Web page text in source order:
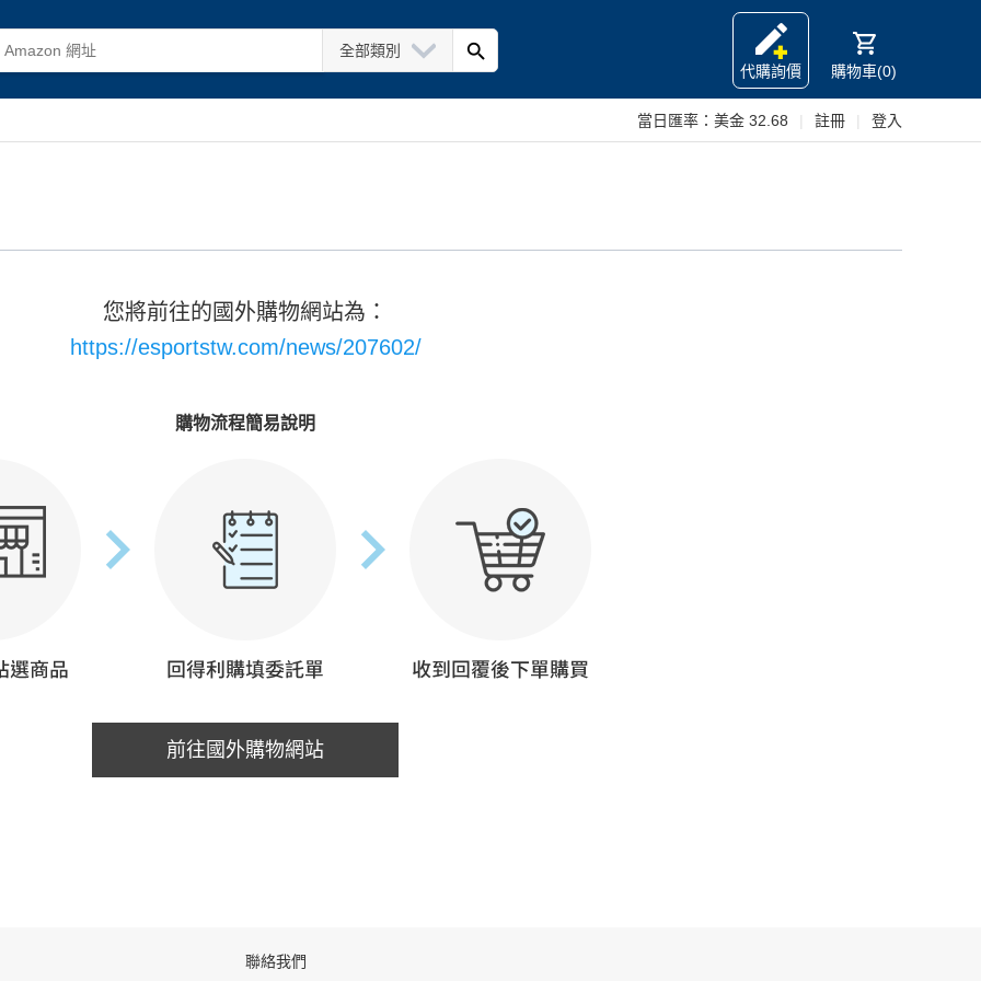
全部類別
代購詢價
購物車(0)
當日匯率： 美金 32.68 註冊 登入
您將前往的國外購物網站為：
https://esportstw.com/news/207602/
購物流程簡易說明
前往國外購物網站
聯絡我們